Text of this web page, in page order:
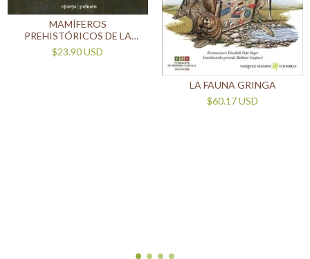
MAMÍFEROS
PREHISTÓRICOS DE LA
ARGENTINA QUE
CONVIVIERON CON EL
$23.90 USD
LA FAUNA GRINGA
$60.17 USD